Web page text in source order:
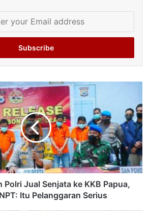
Polri Jual Senjata ke KKB Papua,
Itu Pelanggaran Serius